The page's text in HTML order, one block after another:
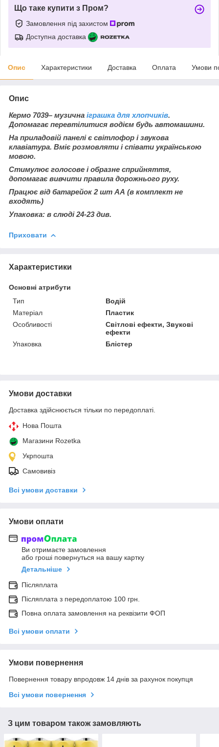
Що таке купити з Пром?
Замовлення під захистом
Доступна доставка
Опис Характеристики Доставка Оплата Умови
Опис
Кермо 7039– музична іграшка для хлопчиків.
Допомагає перевтілитися водієм будь автомашини.
На приладовій панелі є світлофор і звукова
клавіатура. Вміє розмовляти і співати українською
мовою.
Стимулює голосове і образне сприйняття,
допомагає вивчити правила дорожнього руху.
Працює від батарейок 2 шт АА (в комплект не
входять)
Упаковка: в слюді 24-23 див.
Приховати
Характеристики
Основні атрибути
Тип
Водій
Матеріал
Пластик
Особливості
Світлові ефекти, Звукові
ефекти
Упаковка
Блістер
Умови доставки
Доставка здійснюється тільки по передоплаті.
Нова Пошта
Магазини Rozetka
Укрпошта
Самовивіз
Всі умови доставки
Умови оплати
Ви отримаєте замовлення
або гроші повернуться на вашу картку
Детальніше
Післяплата
Післяплата з передоплатою 100 грн.
Повна оплата замовлення на реквізити ФОП
Всі умови оплати
Умови повернення
Повернення товару впродовж 14 днів за рахунок покупця
Всі умови повернення
З цим товаром також замовляють